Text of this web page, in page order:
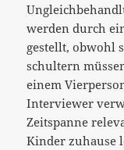
werden durch
gestellt, obwohl
schultern
einem
Interviewer
Zeitspanne
Kinder zuhause